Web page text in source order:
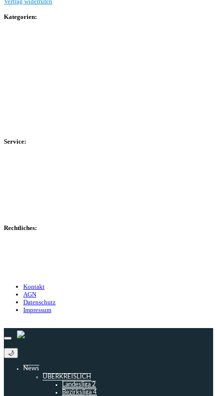
Kategorien:
Service:
Rechtliches:
Kontakt
AGN
Datenschutz
Impressum
🌙
News
ÜBERKREISLICH
Landesliga 2
Bezirksliga 4